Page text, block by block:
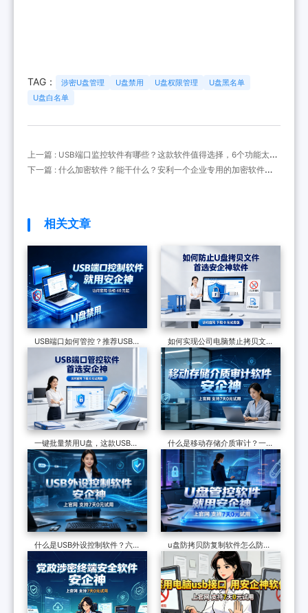
TAG： 涉密U盘管理 U盘禁用 U盘权限管理
U盘黑名单
U盘白名单
上一篇 : USB端口监控软件有哪些？这款软件值得选择，6个功能太赞
了
下一篇 : 什么加密软件？能干什么？安利一个企业专用的加密软件以
相关文章
USB端口如何管控？推荐USB管
控软件，7个措施管控USB端口
如何实现公司电脑禁止拷贝文件
到u盘？请带走这两份操作指南
一键批量禁用U盘，这款USB管
控软件凭借5大功能做到精细管
控
什么是移动存储介质审计？一款
审计软件告诉你，六大功能为移
动存储介质设限
什么是USB外设控制软件？六个
功能如何防止USB设备拷贝文件
u盘防拷贝防复制软件怎么防止
U盘拷贝，分享它的四个绝招